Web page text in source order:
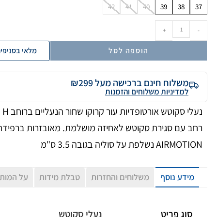
37
38
39
40
41
42
-
+
הוספה לסל מלאי
משלוח חינם ברכישה מעל ₪299
למדיניות משלוחים והזמנות
נעלי סקוטש אורטופדיות עור קרוקו שחור הנעליים ברוחב H
רחב עם סגירת סקוטש לאחיזה מושלמת. מאובזרות
AIRMOTION נשלפת על סוליה בגובה 3.5 ס"מ
מידע נוסף משלוחים והחזרות טבלת מידות על
סוג פריט נעלי סקוטש